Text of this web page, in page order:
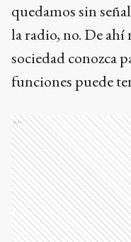
quedamos sin
la radio, no. De ahí
sociedad conozca
funciones puede
Ads